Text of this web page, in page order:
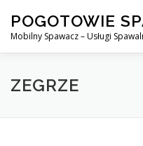
content
POGOTOWIE
Mobilny Spawacz – Usługi
MOBILNY SPAWACZ
ZEGRZE